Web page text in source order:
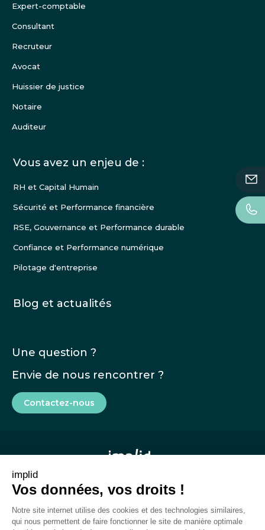
de
Expert-comptable
Consultant
Recruteur
Avocat
Huissier de justice
Notaire
Auditeur
Vous avez un enjeu de :
RH et Capital Humain
Sécurité et Performance financière
RSE, Gouvernance et Performance durable
Confiance et Performance numérique
Pilotage d'entreprise
Blog et actualités
Une question ?
Envie de nous rencontrer ?
Contactez-nous
Mentions légales
CGU
implid
Vos données, vos droits !
Notre site internet utilise des cookies et des technologies similaires,
qui nous permettent de faire fonctionner le site de manière optimale